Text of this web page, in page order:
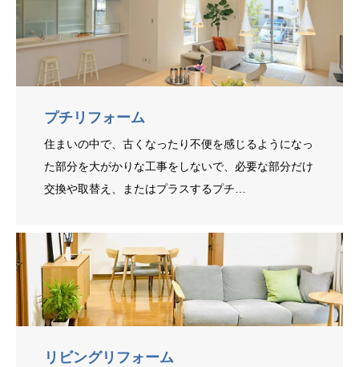
プチリフォーム
住まいの中で、古くなったり不便を感じるようになっ
た部分を大がかりな工事をしないで、必要な部分だけ
交換や取替え、またはプラスするプチ…
リビングリフォーム